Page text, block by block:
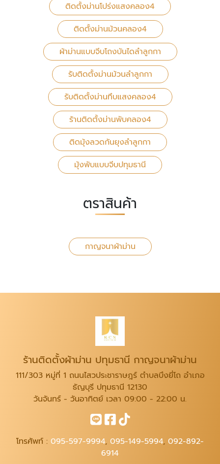
ติดตั้งม่านโปร่งแสงคลอง4
ติดตั้งม่านม้วนคลอง4
ผ้าม่านแบบจีบโถงบันไดลำลูกกา
รับติดตั้งม่านม้วนลำลูกกา
รับติดตั้งม่านทึบแสงคลอง4
ร้านติดตั้งม่านพับคลอง4
ติดมุ้งลวดกันยุงลำลูกกา
มุ้งพับแบบจีบปทุมธานี
ตราสินค้า
กาญจนาผ้าม่าน
ร้านติดตั้งผ้าม่าน ปทุมธานี กาญจนาผ้าม่าน
111/303 หมู่ที่ 1 ถนนไสวประชาราษฎร์ ตำบลบึงยี่โถ อำเภอ
ธัญบุรี ปทุมธานี 12130
วันจันทร์ - วันอาทิตย์ เวลา 09:00 - 22:00 น.
โทรศัพท์ : 095-597-9994, 095-149-5994, 092-892-
6914